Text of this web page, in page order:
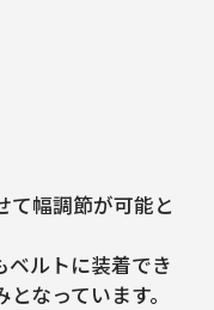
て幅調節が可能と
ベルトに装着でき
なっています。